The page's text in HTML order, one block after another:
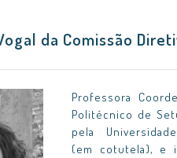
da Comissão
Professora
Politécnico de
pela
(em cotutela), e